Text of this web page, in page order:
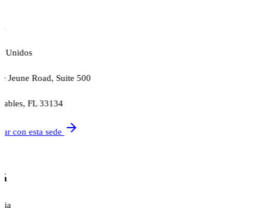
Unidos
Jeune Road, Suite 500
FL 33134
con esta sede